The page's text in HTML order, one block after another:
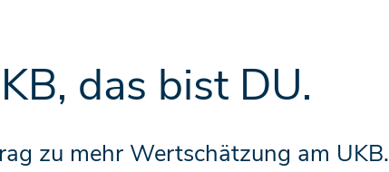
das bist DU.
zu mehr Wertschätzung am UKB.